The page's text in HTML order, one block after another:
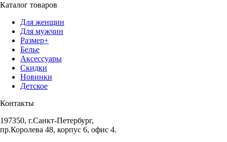
Каталог товаров
Для женщин
Для мужчин
Размер+
Белье
Аксессуары
Скидки
Новинки
Детское
Контакты
197350, г.Санкт-Петербург,
пр.Королева 48, корпус 6, офис 4.